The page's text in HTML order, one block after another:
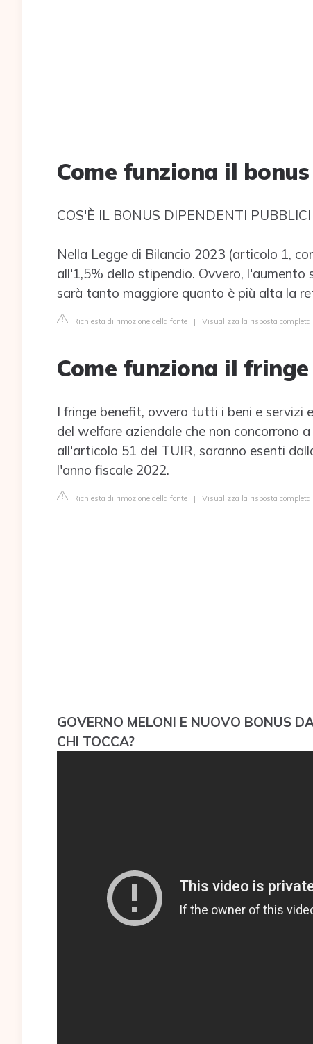
Come funziona il
COS'È IL BONUS DIPENDENTI
Nella Legge di Bilancio 2023 (articolo 1,
all'1,5% dello stipendio. Ovvero, l'aumento
sarà tanto maggiore quanto è più alta la
Richiesta di rimozione della fonte | Visualizza la risposta completa
Come funziona il
I fringe benefit, ovvero tutti i beni e servizi
del welfare aziendale che non concorrono
all'articolo 51 del TUIR, saranno esenti
l'anno fiscale 2022.
Richiesta di rimozione della fonte | Visualizza la risposta completa
GOVERNO MELONI E NUOVO BONUS
CHI TOCCA?